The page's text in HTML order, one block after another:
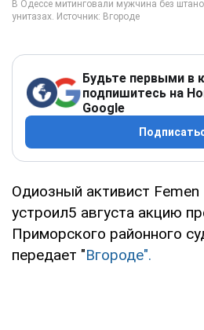
Будьте первыми в
подпишитесь на
Google
Одиозный активист
устроил5 августа акцию
Приморского районного
передает "Вгороде".